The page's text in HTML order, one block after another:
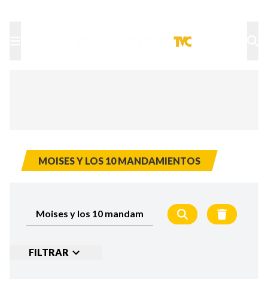
MOISES Y LOS 10 MANDAMIENTOS
FILTRAR